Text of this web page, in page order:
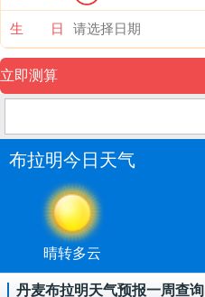
生 日
布拉明今日天气
晴转多云
丹麦布拉明天气预报一周查询